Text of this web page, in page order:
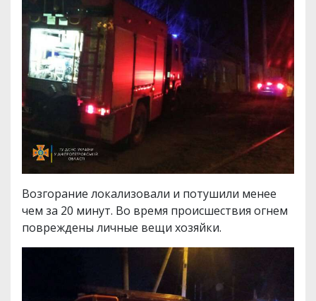
Возгорание локализовали и потушили менее
чем за 20 минут. Во время происшествия огнем
повреждены личные вещи хозяйки.